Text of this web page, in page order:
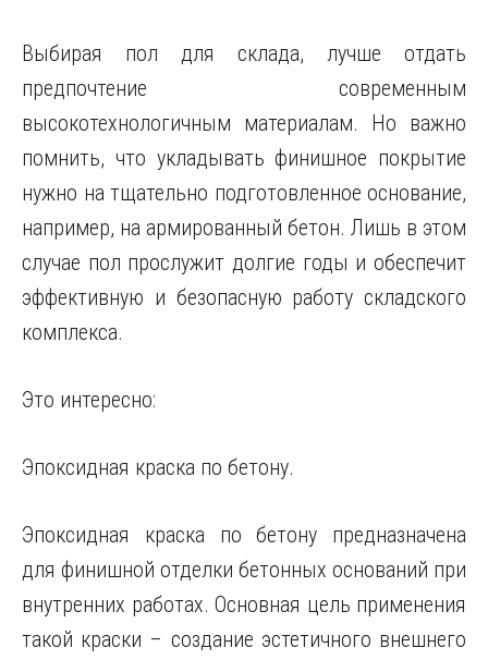
Выбирая пол для склада, лучше отдать
предпочтение современным
высокотехнологичным материалам. Но важно
помнить, что укладывать финишное покрытие
нужно на тщательно подготовленное основание,
например, на армированный бетон. Лишь в этом
случае пол прослужит долгие годы и обеспечит
эффективную и безопасную работу складского
комплекса.
Это интересно:
Эпоксидная краска по бетону.
Эпоксидная краска по бетону предназначена
для финишной отделки бетонных оснований при
внутренних работах. Основная цель применения
такой краски – создание эстетичного внешнего